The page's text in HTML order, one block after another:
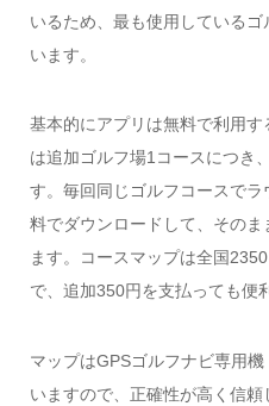
いるため、最も使用している
います。
基本的にアプリは無料で利用
は追加ゴルフ場1コースにつき
す。毎回同じゴルフコースで
料でダウンロードして、その
ます。コースマップは全国
で、追加350円を支払っても便
マップはGPSゴルフナビ専用
いますので、正確性が高く信